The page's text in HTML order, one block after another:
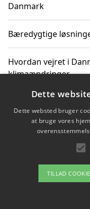
Danmark
Bæredygtige
Hvordan vejret i
klimaændringer
Hvordan
gaveønsker
Om /
Dette
Dette websted bruger
at bruge vores
TILLAD